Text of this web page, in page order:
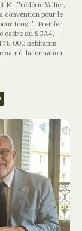
M. Frédéric Vallier,
convention pour le
tous !". Premier
cadre du SGA4,
000 habitants,
santé, la formation